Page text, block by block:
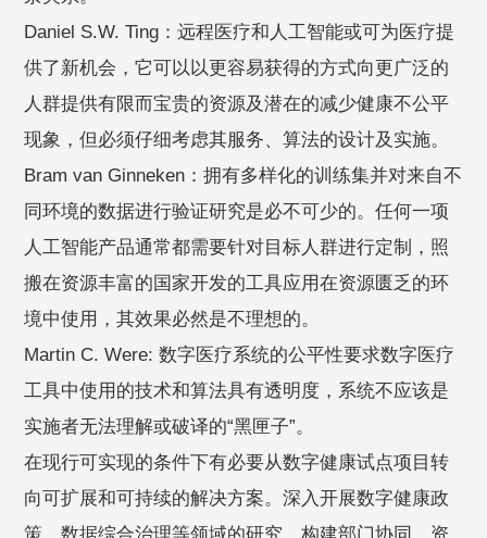
Daniel S.W. Ting：远程医疗和人工智能或可为医疗提
供了新机会，它可以以更容易获得的方式向更广泛的
人群提供有限而宝贵的资源及潜在的减少健康不公平
现象，但必须仔细考虑其服务、算法的设计及实施。
Bram van Ginneken：拥有多样化的训练集并对来自不
同环境的数据进行验证研究是必不可少的。任何一项
人工智能产品通常都需要针对目标人群进行定制，照
搬在资源丰富的国家开发的工具应用在资源匮乏的环
境中使用，其效果必然是不理想的。
Martin C. Were: 数字医疗系统的公平性要求数字医疗
工具中使用的技术和算法具有透明度，系统不应该是
实施者无法理解或破译的“黑匣子”。
在现行可实现的条件下有必要从数字健康试点项目转
向可扩展和可持续的解决方案。深入开展数字健康政